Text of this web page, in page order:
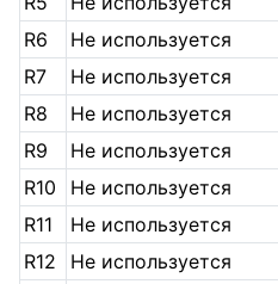
R6
Не используется
R7
Не используется
R8
Не используется
R9
Не используется
R10
Не используется
R11
Не используется
R12
Не используется